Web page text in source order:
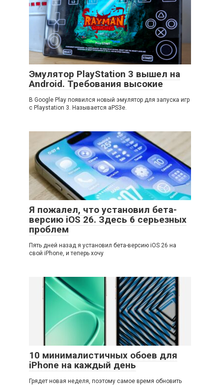
Эмулятор PlayStation 3 вышел на
Android. Требования высокие
В Google Play появился новый эмулятор для запуска игр
с Playstation 3. Называется aPS3e.
Я пожалел, что установил бета-
версию iOS 26. Здесь 6 серьезных
проблем
Пять дней назад я установил бета-версию iOS 26 на
свой iPhone, и теперь хочу
10 минималистичных обоев для
iPhone на каждый день
Грядет новая неделя, поэтому самое время обновить